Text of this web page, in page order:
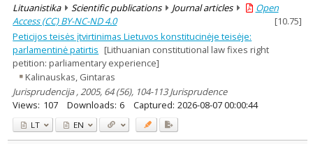
Lituanistika Scientific publications Journal articles
Open
Access (CC) BY-NC-ND 4.0
[10.75]
Peticijos teisės įtvirtinimas Lietuvos konstitucinėje teisėje:
parlamentinė patirtis [Lithuanian constitutional law fixes right
petition: parliamentary experience]
Kalinauskas, Gintaras
Jurisprudencija , 2005, 64 (56), 104-113 Jurisprudence
Views: 107 Downloads: 6 Captured: 2026-08-07 00:00:44
LT EN